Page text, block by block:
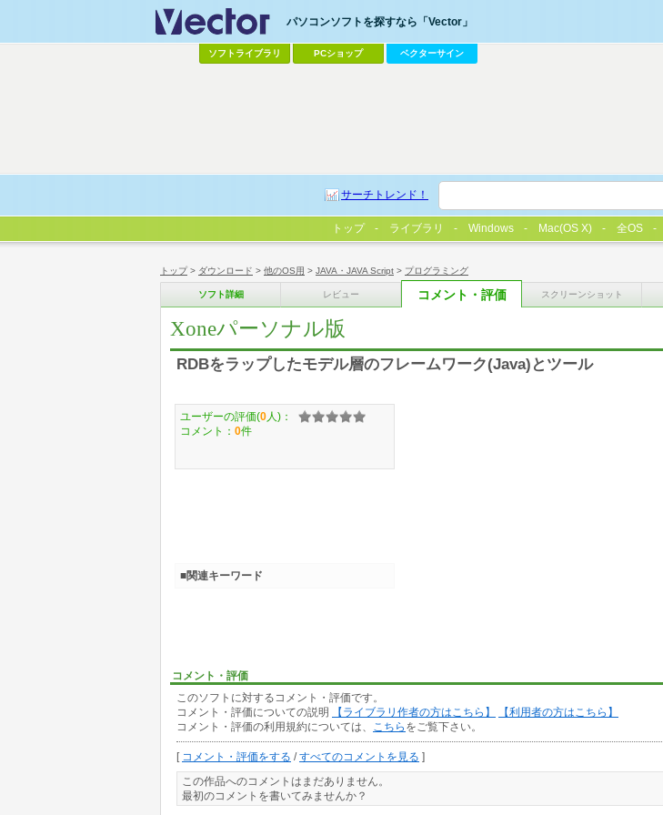
トップ> ダウンロード > 他のOS用 > JAVA・JAVA Script > プログラミング
ソフト詳細 レビュー コメント・評価 スクリーンショット
Xoneパーソナル版
RDBをラップしたモデル層のフレームワーク(Java)とツール
コメント・評価
このソフトに対するコメント・評価です。
コメント・評価についての説明
【ライブラリ作者の方はこちら】
【利用者の方はこちら】
コメント・評価の利用規約については、
こちら をご覧下さい。
[ コメント・評価をする /すべてのコメントを見る ]
この作品へのコメントはまだありません。
最初のコメントを書いてみませんか？
ユーザーの評価(0 人)：
コメント： 0件
■関連キーワード
パソコンソフトを探すなら「Vector」
ソフトライブラリ PCショップ ベクターサイン
サーチトレンド！
トップ ライブラリ Windows Mac(OS X) 全OS